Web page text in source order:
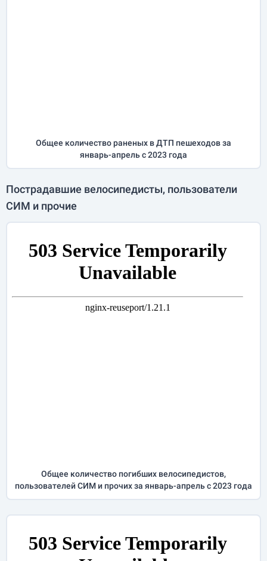
Общее количество раненых в ДТП пешеходов за
январь-апрельс 2023 года
Пострадавшие велосипедисты, пользователи
СИМ и прочие
Общее количество погибших велосипедистов,
пользователей СИМ и прочих за январь-апрельс 2023 года